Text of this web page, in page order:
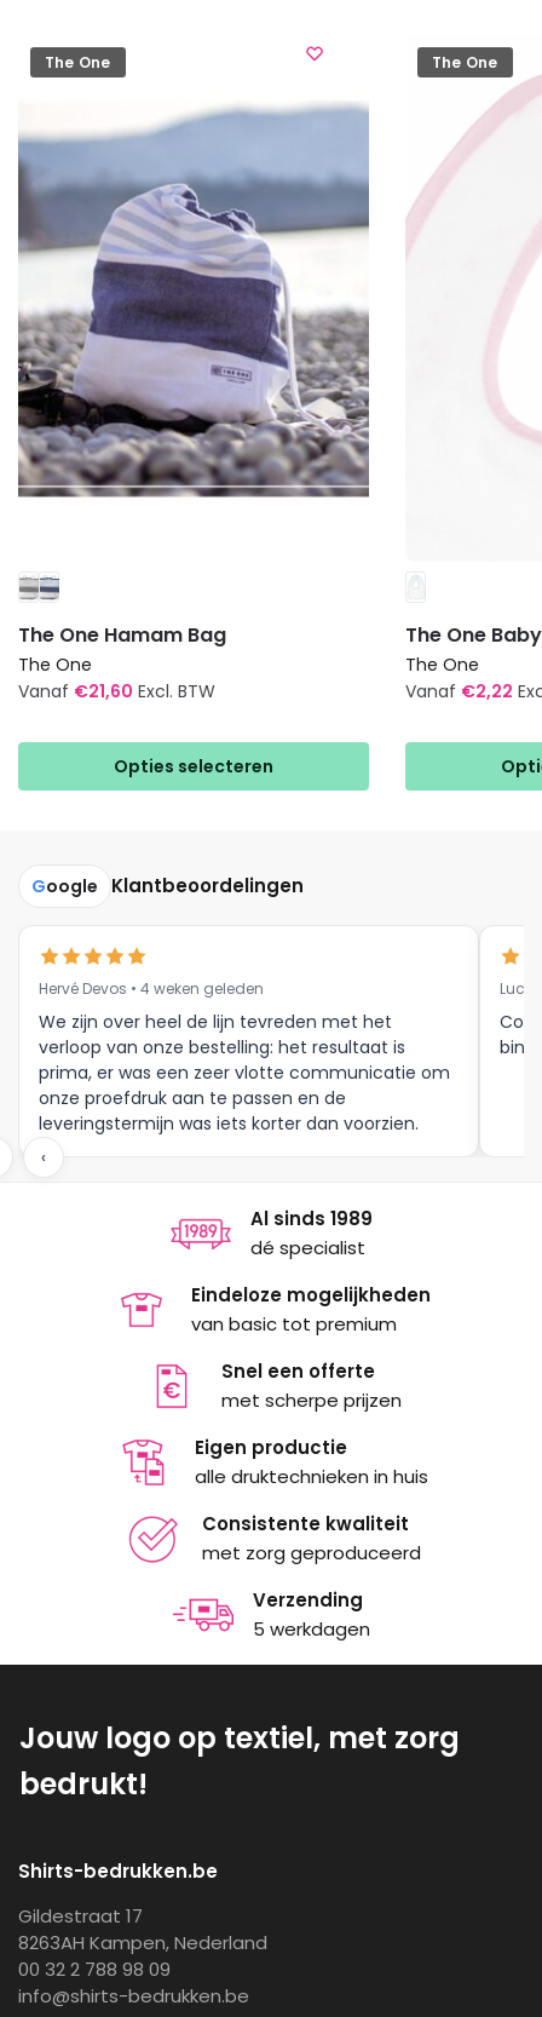
The One
The One Hamam Bag
The One
Vanaf €21,60 Excl. BTW
Opties selecteren
heeft
Deze
optie
kan
gekozen
worden
op
de
productpagina
The One
The One
The One
Vanaf €2,22
heeft
kan
productpagina
Google Klantbeoordelingen
Hervé Devos • 4 weken geleden
We zijn over heel de lijn tevreden met het
verloop van onze bestelling: het resultaat is
prima, er was een zeer vlotte communicatie om
onze proefdruk aan te passen en de
leveringstermijn was iets korter dan voorzien.
Meer moet dat niet zijn.
Luc
‹
Al sinds 1989
dé specialist
Eindeloze mogelijkheden
van basic tot premium
Snel een offerte
met scherpe prijzen
Eigen productie
alle druktechnieken in huis
Consistente kwaliteit
met zorg geproduceerd
Verzending
5 werkdagen
Jouw logo op textiel, met zorg
bedrukt!
Shirts-bedrukken.be
Gildestraat 17
8263AH Kampen, Nederland
00 32 2 788 98 09
info@shirts-bedrukken.be